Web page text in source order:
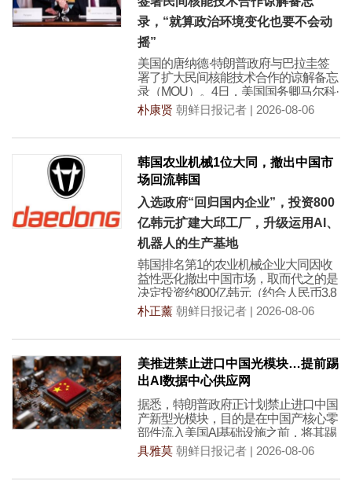
录，“就算政治环境变化也要不会动
摇”
美国的唐纳德·特朗普政府与巴拉圭签
署了扩大民间核能技术合作的谅解备忘
录（MOU）。4日，美国国务卿马尔科·
鲁比奥和巴拉圭
朴康贤 朝鲜日报记者 | 2026-08-06
韩国农业机械1位大同，撤出中国市
场回流韩国
入选政府“回归国内企业”，投资800
亿韩元扩建大邱工厂，升级运用AI、
机器人的生产基地
韩国排名第1的农业机械企业大同因收
益性恶化撤出中国市场，取而代之的是
决定投资约800亿韩元（约合人民币3.8
亿元）扩建韩
朴正薰 朝鲜日报记者 | 2026-08-06
美推进禁止进口中国光模块…提前踢
出AI数据中心供应网
据悉，特朗普政府正计划禁止进口中国
产新型光模块，目的是在中国产核心零
部件流入美国AI基础设施之前，将其踢
出供应网。美国原
具雅莫 朝鲜日报记者 | 2026-08-06